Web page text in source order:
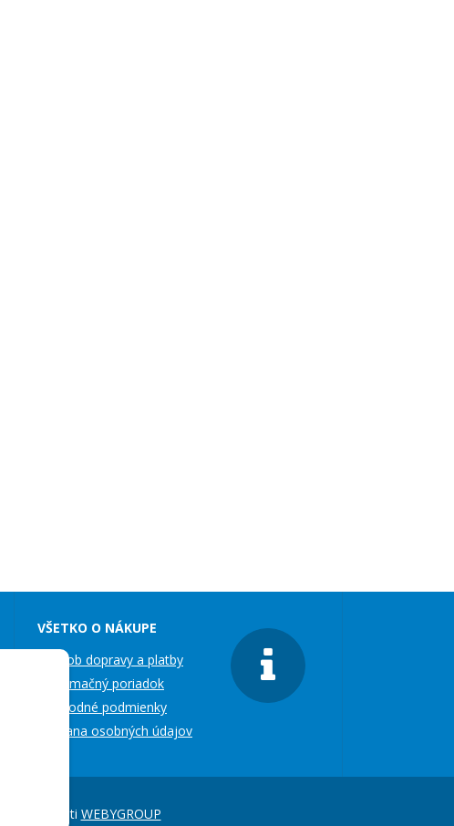
VŠETKO O NÁKUPE
Spôsob dopravy a platby
Reklamačný poriadok
Obchodné podmienky
Ochrana osobných údajov
spoločnosti WEBYGROUP